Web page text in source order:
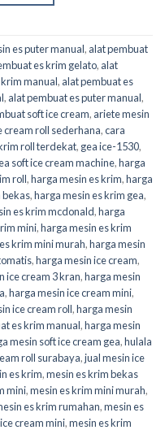
es puter manual, alat pembuat
es krim gelato, alat
manual, alat pembuat es
, alat pembuat es puter manual,
soft ice cream, ariete mesin
cream roll sederhana,cara
roll terdekat, gea ice-1530,
soft ice cream machine,harga
roll,harga mesin es krim,harga
bekas,harga mesin es krim gea,
es krim mcdonald,harga
mini,harga mesin es krim
krim mini murah,harga mesin
,harga mesin ice cream,
ice cream 3 kran,harga mesin
,harga mesin ice cream mini,
ice cream roll,harga mesin
es krim manual,harga mesin
mesin soft ice cream gea,hulala
roll surabaya,jual mesin ice
es krim,mesin es krim bekas
mini,mesin es krim mini murah,
es krim rumahan,mesin es
cream mini,mesin es krim